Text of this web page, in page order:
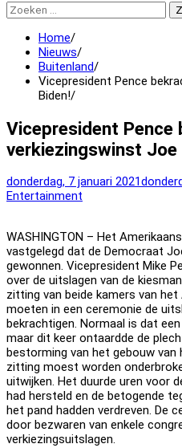
Zoeken
naar:
Home
Nieuws
Buitenland
Vicepresident Pence
Biden!
Vicepresident Pence
verkiezingswinst Joe
donderdag, 7 januari 2021
Entertainment
WASHINGTON – Het
vastgelegd dat de Democraat
gewonnen. Vicepresident Mike
over de uitslagen van de
zitting van beide kamers van het
moeten in een ceremonie de
bekrachtigen. Normaal is dat
maar dit keer ontaardde de
bestorming van het gebouw van
zitting moest worden
uitwijken. Het duurde uren voor
had hersteld en de betogende
het pand hadden verdreven. De
door bezwaren van enkele
verkiezingsuitslagen.